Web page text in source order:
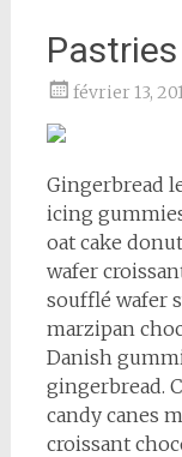
Pastries
février 13,
Gingerbread
icing
oat cake
wafer
soufflé wafer
marzipan
Danish
gingerbread.
candy canes
croissant